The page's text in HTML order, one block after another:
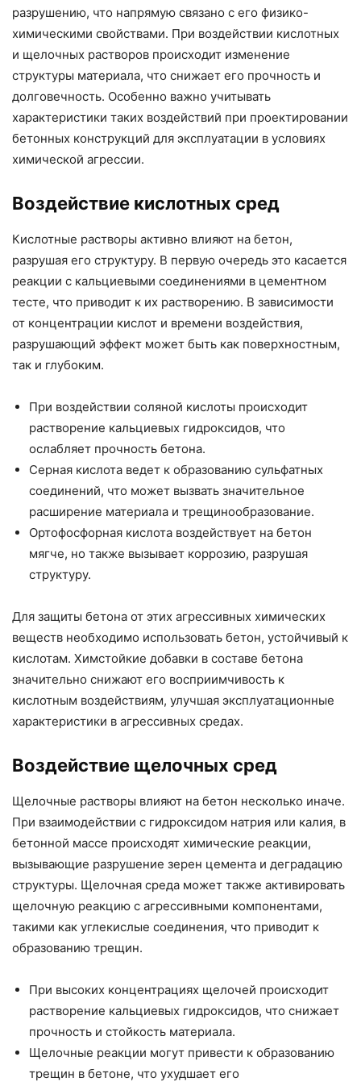
разрушению, что напрямую связано с его физико-
химическими свойствами. При воздействии кислотных
и щелочных растворов происходит изменение
структуры материала, что снижает его прочность и
долговечность. Особенно важно учитывать
характеристики таких воздействий при проектировании
бетонных конструкций для эксплуатации в условиях
химической агрессии.
Воздействие кислотных сред
Кислотные растворы активно влияют на бетон,
разрушая его структуру. В первую очередь это касается
реакции с кальциевыми соединениями в цементном
тесте, что приводит к их растворению. В зависимости
от концентрации кислот и времени воздействия,
разрушающий эффект может быть как поверхностным,
так и глубоким.
При воздействии соляной кислоты происходит
растворение кальциевых гидроксидов, что
ослабляет прочность бетона.
Серная кислота ведет к образованию сульфатных
соединений, что может вызвать значительное
расширение материала и трещинообразование.
Ортофосфорная кислота воздействует на бетон
мягче, но также вызывает коррозию, разрушая
структуру.
Для защиты бетона от этих агрессивных химических
веществ необходимо использовать бетон, устойчивый к
кислотам. Химстойкие добавки в составе бетона
значительно снижают его восприимчивость к
кислотным воздействиям, улучшая эксплуатационные
характеристики в агрессивных средах.
Воздействие щелочных сред
Щелочные растворы влияют на бетон несколько иначе.
При взаимодействии с гидроксидом натрия или калия, в
бетонной массе происходят химические реакции,
вызывающие разрушение зерен цемента и деградацию
структуры. Щелочная среда может также активировать
щелочную реакцию с агрессивными компонентами,
такими как углекислые соединения, что приводит к
образованию трещин.
При высоких концентрациях щелочей происходит
растворение кальциевых гидроксидов, что снижает
прочность и стойкость материала.
Щелочные реакции могут привести к образованию
трещин в бетоне, что ухудшает его